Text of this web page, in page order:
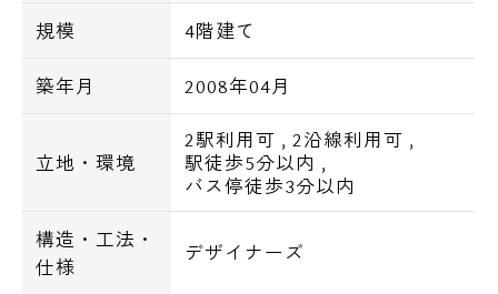
■洗浄機能付便座
■システムキッチン、ガスコンロ
■フローリング
【交通アクセス一覧】
・東京メトロ有楽町線 月島駅徒歩２分
・都営大江戸線 月島駅徒歩２分
・都営大江戸線 勝どき駅徒歩１１分
規模 4階建て
築年月 2008年04月
立地・環境
2駅利用可 ,2沿線利用可 ,
駅徒歩5分以内 ,
バス停徒歩3分以内
構造・工法・
仕様
デザイナーズ